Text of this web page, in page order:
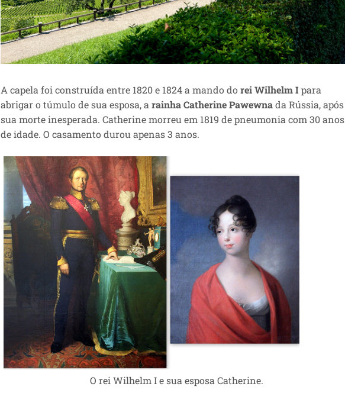
A capela foi construída entre 1820 e 1824 a mando doreiWilhelm Ipara
abrigar o túmulo de sua esposa, arainha Catherine Pawewnada Rússia, após
sua morte inesperada. Catherine morreu em 1819 de pneumonia com 30 anos
de idade. O casamento durou apenas 3 anos.
O rei Wilhelm I e sua esposaCatherine.